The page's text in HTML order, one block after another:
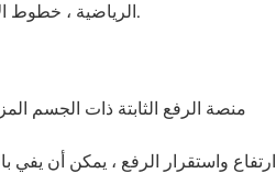
الرياضية ، خطوط الأنابيب المرتفعة ، إلخ. تعمل على ارتفاعات. يمكن تثبيته في الداخل أو في الهواء الطلق.
منصة الرفع الثابتة ذات الجسم
ارتفاع واستقرار الرفع ، يمكن أن يفي